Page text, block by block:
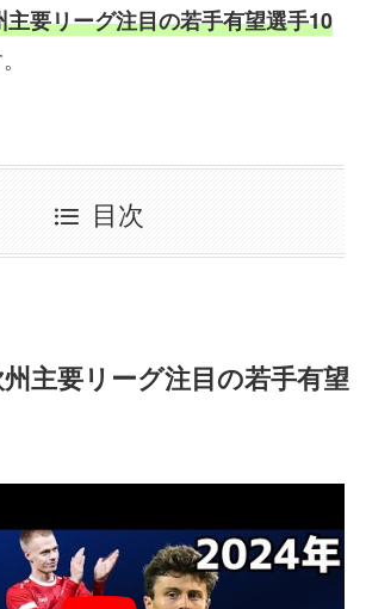
主要リーグ注目の若手有望選手10
目次
州主要リーグ注目の若手有望